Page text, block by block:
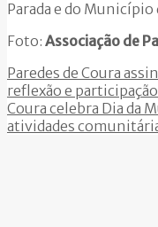
Parada e do Município
Foto: Associação de
Paredes de Coura
reflexão e
Coura celebra Dia da
atividades